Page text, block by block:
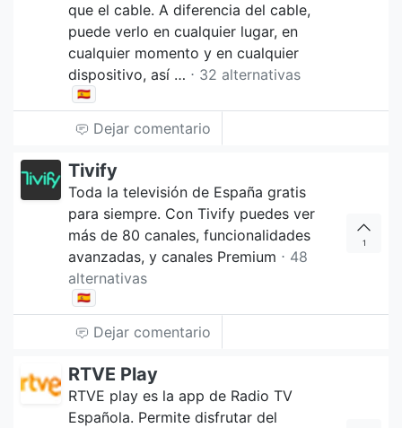
que el cable. A diferencia del cable,
puede verlo en cualquier lugar, en
cualquier momento y en cualquier
dispositivo, así … ⋅ 32 alternativas
🇪🇸
Dejar comentario
Tivify
Toda la televisión de España gratis
para siempre. Con Tivify puedes ver
más de 80 canales, funcionalidades
avanzadas, y canales Premium ⋅ 48
alternativas
🇪🇸
1
Dejar comentario
RTVE Play
RTVE play es la app de Radio TV
Española. Permite disfrutar del